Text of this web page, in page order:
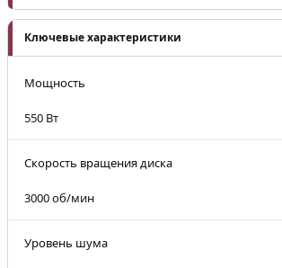
Ключевые характеристики
Мощность
550 Вт
Скорость вращения диска
3000 об/мин
Уровень шума